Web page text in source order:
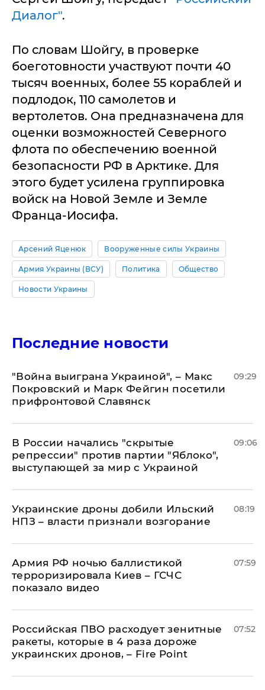
Диалог".
По словам Шойгу, в проверке
боеготовности участвуют почти 40
тысяч военных, более 55 кораблей и
подлодок, 110 самолетов и
вертолетов. Она предназначена для
оценки возможностей Северного
флота по обеспечению военной
безопасности РФ в Арктике. Для
этого будет усилена группировка
войск на Новой Земле и Земле
Франца-Иосифа.
Арсений Яценюк Вооруженные силы Украины
Армия Украины (ВСУ) Политика Общество
Новости Украины
Последние новости
"Война выиграна Украиной", – Макс
Покровский и Марк Фейгин посетили
прифронтовой Славянск
09:29
В России начались "скрытые
репрессии" против партии "Яблоко",
выступающей за мир с Украиной
09:06
Украинские дроны добили Ильский
НПЗ – власти признали возгорание
08:19
Армия РФ ночью баллистикой
терроризировала Киев – ГСЧС
показало видео
07:59
Российская ПВО расходует зенитные
ракеты, которые в 4 раза дороже
украинских дронов, – Fire Point
07:52